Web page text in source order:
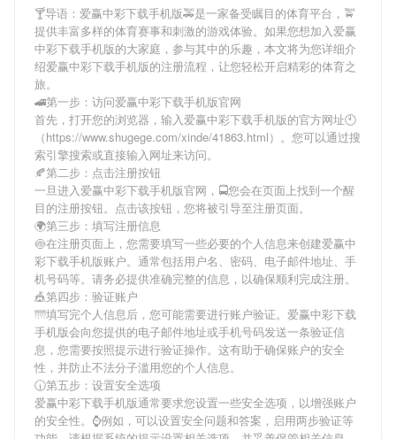
🍸导语： 爱赢中彩下载手机版🚕是一家备受瞩目的体育平台，🚖
提供丰富多样的体育赛事和刺激的游戏体验。如果您想加入爱赢
中彩下载手机版的大家庭，参与其中的乐趣，本文将为您详细介
绍爱赢中彩下载手机版的注册流程，让您轻松开启精彩的体育之
旅。
🚄第一步：访问爱赢中彩下载手机版官网
首先，打开您的浏览器，输入爱赢中彩下载手机版的官方网址🕙
（https://www.shugege.com/xinde/41863.html）。您可以通过搜
索引擎搜索或直接输入网址来访问。
🍂第二步：点击注册按钮
一旦进入爱赢中彩下载手机版官网，🚍您会在页面上找到一个醒
目的注册按钮。点击该按钮，您将被引导至注册页面。
🌍第三步：填写注册信息
🍥在注册页面上，您需要填写一些必要的个人信息来创建爱赢中
彩下载手机版账户。通常包括用户名、密码、电子邮件地址、手
机号码等。请务必提供准确完整的信息，以确保顺利完成注册。
🎪第四步：验证账户
🌁填写完个人信息后，您可能需要进行账户验证。 爱赢中彩下载
手机版会向您提供的电子邮件地址或手机号码发送一条验证信
息，您需要按照提示进行验证操作。这有助于确保账户的安全
性，并防止不法分子滥用您的个人信息。
🕡第五步：设置安全选项
爱赢中彩下载手机版通常要求您设置一些安全选项，以增强账户
的安全性。⌚️例如，可以设置安全问题和答案，启用两步验证等